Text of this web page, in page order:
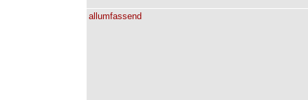
allumfassend